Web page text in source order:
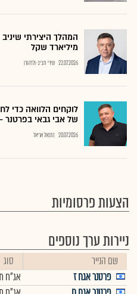
המהלך היצירתי
מיליארד שקל
22.07.2026 שירי חביב-ולדהורן
לוקחים הלוואה כדי
של אבי גבאי בפרטנר –
20.07.2026 נתנאל אריאל
הצעות פרסומיות
ניירות ערך נוספים
שם הנייר סוג
פרטנר אגח ז
אג"ח